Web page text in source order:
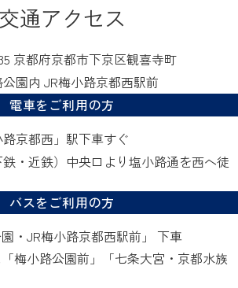
交通アクセス
京都府京都市下京区観喜寺町
園内 JR梅小路京都西駅前
電車をご利用の方
京都西」駅下車すぐ
・近鉄）中央口より塩小路通を西へ徒
バスをご利用の方
・JR梅小路京都西駅前」 下車
梅小路公園前」「七条大宮・京都水族